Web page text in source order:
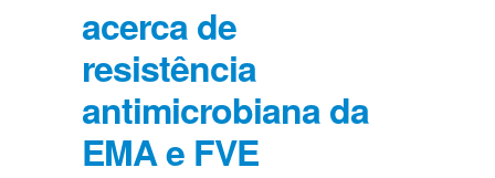
acerca de
resistência
antimicrobiana da
EMA e FVE